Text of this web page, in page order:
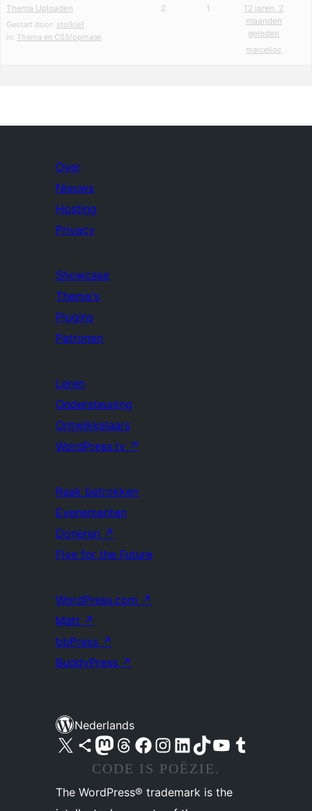
Thema Uploaden
Gestart door: stolkie1
in: Thema en CSS/opmaak
2 1
12 jaren, 2
maanden
geleden
marcelloc
Over
Nieuws
Hosting
Privacy
Showcase
Thema's
Plugins
Patronen
Leren
Ondersteuning
Ontwikkelaars
WordPress.tv ↗
Raak betrokken
Evenementen
Doneren ↗
Five for the Future
WordPress.com ↗
Matt ↗
bbPress ↗
BuddyPress ↗
Nederlands
Bezoek ons X (voorheen Twitter) account
Bezoek ons Bluesky account
Bezoek ons Mastodon account
Bezoek ons Threads account
Onze Facebook pagina bezoeken
Bezoek ons Instagram account
Bezoek ons LinkedIn account
Bezoek ons TikTok account
Bezoek ons YouTube kanaalBezoek ons Tumblr account
CODE IS POËZIE.
The WordPress® trademark is the